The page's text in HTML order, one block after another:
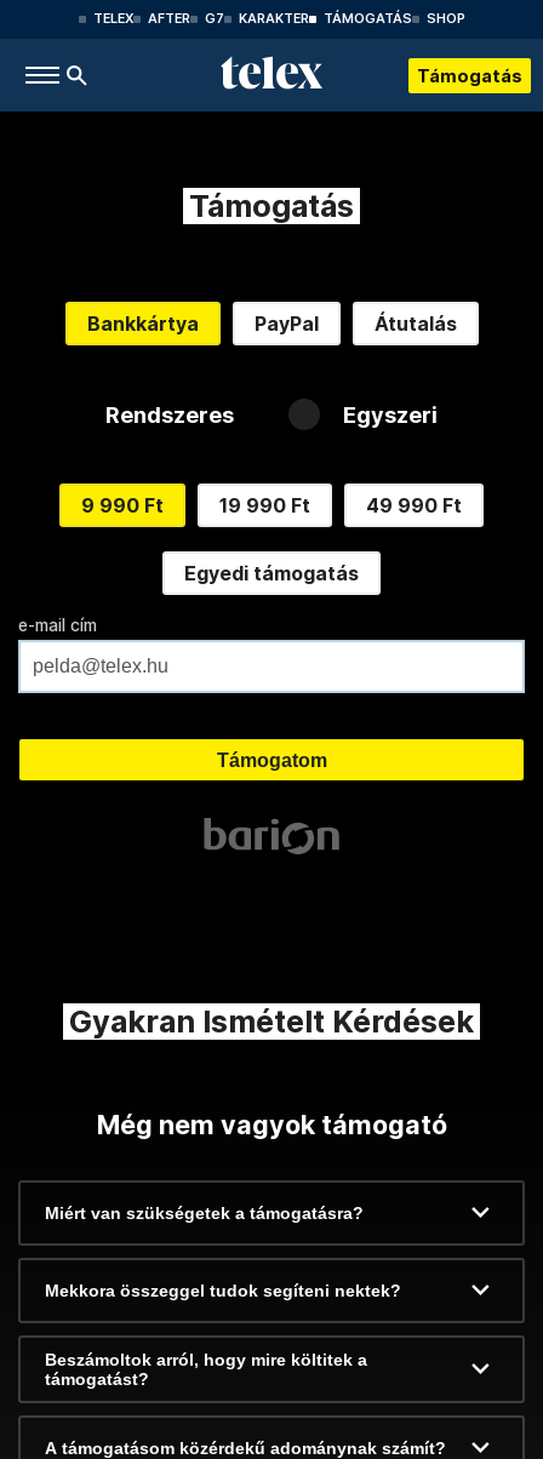
TELEX AFTER G7 KARAKTER TÁMOGATÁS SHOP
Támogatás
Támogatás
Bankkártya PayPal Átutalás
Rendszeres Egyszeri
9 990 Ft 19 990 Ft 49 990 Ft
Egyedi támogatás
e-mail cím
Gyakran Ismételt Kérdések
Még nem vagyok támogató
Miért van szükségetek a támogatásra?
Mekkora összeggel tudok segíteni nektek?
Beszámoltok arról, hogy mire költitek a
támogatást?
A támogatásom közérdekű adománynak számít?